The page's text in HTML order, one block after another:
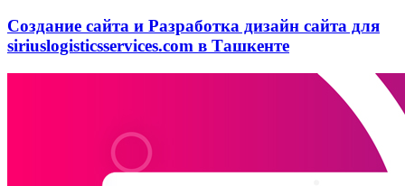
Создание сайта и Разработка дизайн сайта для
siriuslogisticsservices.com в Ташкенте